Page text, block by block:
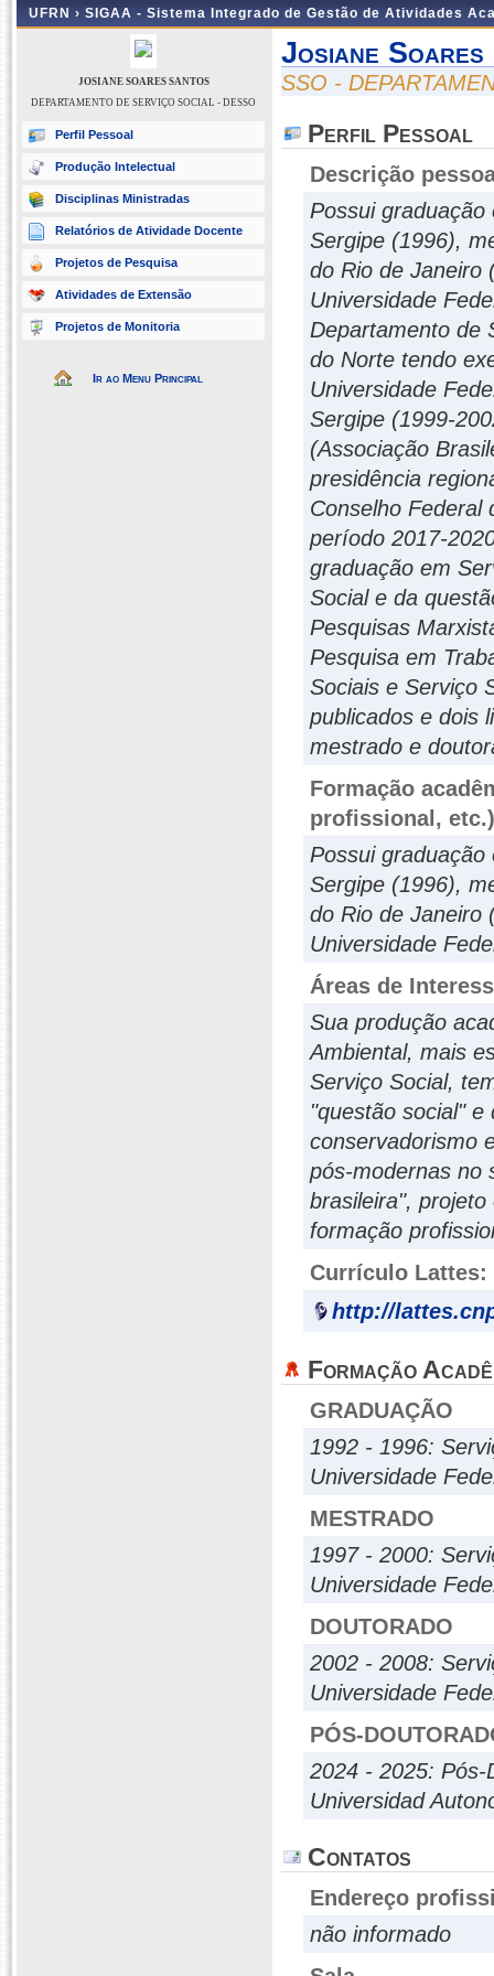
UFRN › SIGAA - Sistema Integrado de Gestão de Atividades
JOSIANE SOARES SANTOS
DEPARTAMENTO DE SERVIÇO SOCIAL - DESSO
Perfil Pessoal
Produção Intelectual
Disciplinas Ministradas
Relatórios de Atividade Docente
Projetos de Pesquisa
Atividades de Extensão
Projetos de Monitoria
Ir ao Menu Principal
Josiane
SSO -
Perfil Pessoal
Descrição
Possui
Sergipe (1996),
do Rio de Janeiro
Universidade
Departamento de
do Norte tendo
Universidade
Sergipe (1999-
(Associação
presidência
Conselho Federal
período 2017-
graduação em
Social e da
Pesquisas
Pesquisa em
Sociais e Serviço
publicados e dois
mestrado e
Formação
profissional, etc.)
Possui
Sergipe (1996),
do Rio de Janeiro
Universidade
Áreas de
Sua produção
Ambiental, mais
Serviço Social,
"questão social"
conservadorismo
pós-modernas no
brasileira",
formação
Currículo Lattes:
http://
Formação
GRADUAÇÃO
1992 - 1996:
Universidade
MESTRADO
1997 - 2000:
Universidade
DOUTORADO
2002 - 2008:
Universidade
PÓS-
2024 - 2025: Pós-
Universidad
Contatos
Endereço
não informado